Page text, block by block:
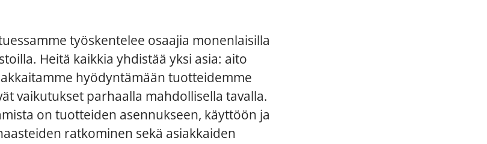
työskentelee osaajia monenlaisilla
Heitä kaikkia yhdistää yksi asia: aito
hyödyntämään tuotteidemme
vaikutukset parhaalla mahdollisella tavalla.
on tuotteiden asennukseen, käyttöön ja
ratkominen sekä asiakkaiden